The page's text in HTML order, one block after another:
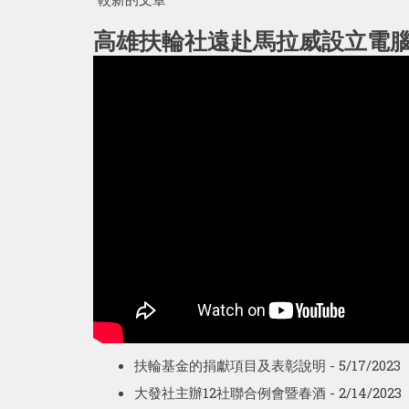
高雄扶輪社遠赴馬拉威設立電
扶輪基金的捐獻項目及表彰說明 - 5/17/2023
大發社主辦12社聯合例會暨春酒 - 2/14/2023